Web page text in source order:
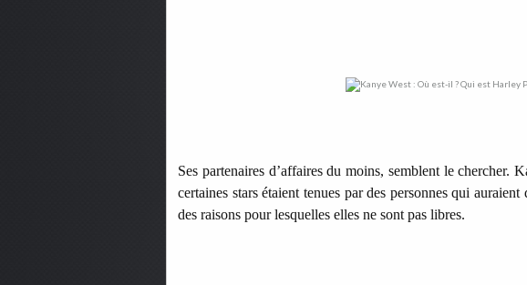
Ses partenaires d’affaires du moins, semblent le chercher.
certaines stars étaient tenues par des personnes qui
des raisons pour lesquelles elles ne sont pas libres.